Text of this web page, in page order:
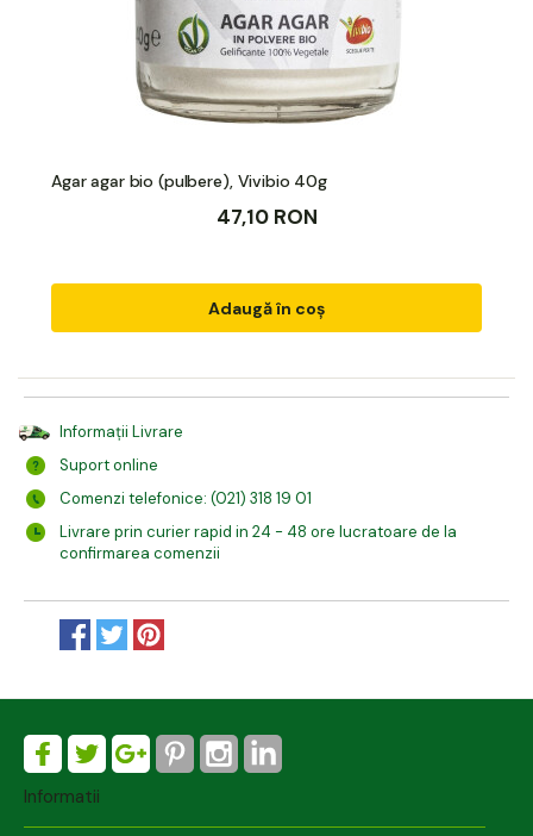
Agar agar bio (pulbere), Vivibio 40g
47,10 RON
Adaugă în coș
Informații Livrare
Suport online
Comenzi telefonice: (021) 318 19 01
Livrare prin curier rapid in 24 - 48 ore lucratoare de la
confirmarea comenzii
Informatii